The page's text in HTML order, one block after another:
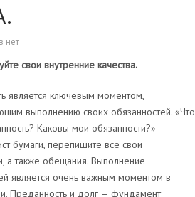
нет
свои внутренние качества.
является ключевым моментом,
выполнению своих обязанностей. «Что
Каковы мои обязанности?»
бумаги, перепишите все свои
а также обещания. Выполнение
является очень важным моментом в
Преданность и долг — фундамент